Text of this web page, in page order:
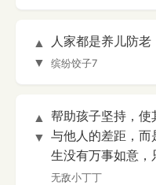
▲
▼
人家都是养儿防
缤纷饺子7
▲
▼
帮助孩子坚持，
与他人的差距，而
生没有万事如意
无敌小丁丁